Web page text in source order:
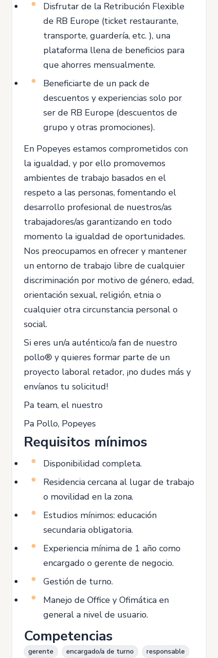
Disfrutar de la Retribución Flexible
de RB Europe (ticket restaurante,
transporte, guardería, etc. ), una
plataforma llena de beneficios para
que ahorres mensualmente.
Beneficiarte de un pack de
descuentos y experiencias solo por
ser de RB Europe (descuentos de
grupo y otras promociones).
En Popeyes estamos comprometidos con
la igualdad, y por ello promovemos
ambientes de trabajo basados en el
respeto a las personas, fomentando el
desarrollo profesional de nuestros/as
trabajadores/as garantizando en todo
momento la igualdad de oportunidades.
Nos preocupamos en ofrecer y mantener
un entorno de trabajo libre de cualquier
discriminación por motivo de género, edad,
orientación sexual, religión, etnia o
cualquier otra circunstancia personal o
social.
Si eres un/a auténtico/a fan de nuestro
pollo® y quieres formar parte de un
proyecto laboral retador, ¡no dudes más y
envíanos tu solicitud!
Pa team, el nuestro
Pa Pollo, Popeyes
Requisitos mínimos
Disponibilidad completa.
Residencia cercana al lugar de trabajo
o movilidad en la zona.
Estudios mínimos: educación
secundaria obligatoria.
Experiencia mínima de 1 año como
encargado o gerente de negocio.
Gestión de turno.
Manejo de Office y Ofimática en
general a nivel de usuario.
Competencias
gerente encargado/a de turno responsable